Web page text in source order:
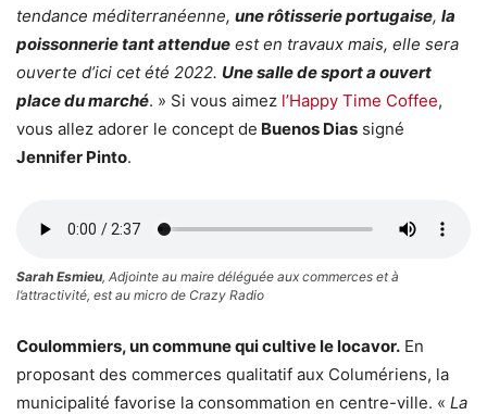
tendance méditerranéenne, une rôtisserie portugaise, la
poissonnerie tant attendue est en travaux mais, elle sera
ouverte d’ici cet été 2022. Une salle de sport a ouvert
place du marché. » Si vous aimez l’Happy Time Coffee,
vous allez adorer le concept de Buenos Dias signé
Jennifer Pinto.
Sarah Esmieu, Adjointe au maire déléguée aux commerces et à
l’attractivité, est au micro de Crazy Radio
Coulommiers, un commune qui cultive le locavor. En
proposant des commerces qualitatif aux Columériens, la
municipalité favorise la consommation en centre-ville. « La